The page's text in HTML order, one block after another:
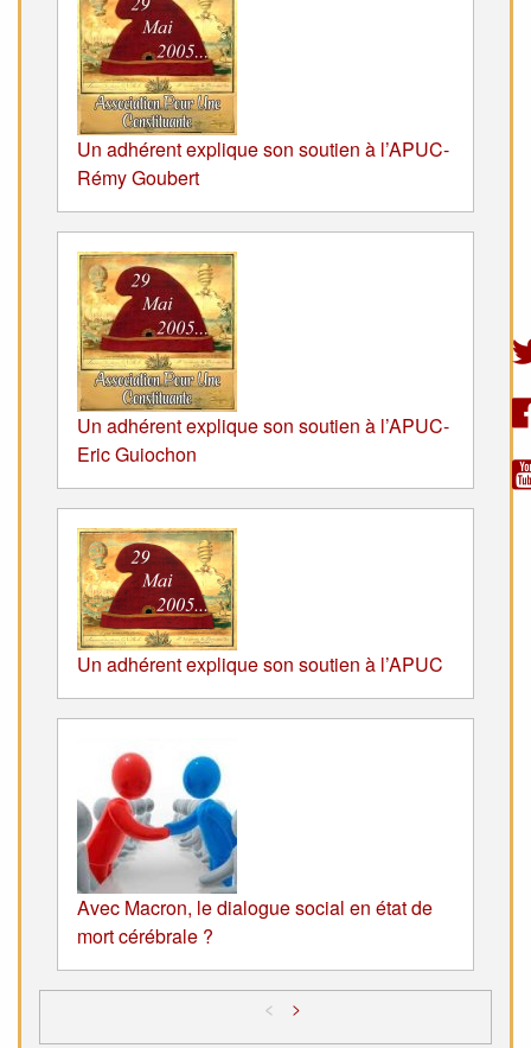
Un adhérent explique son soutien à l’APUC-
Rémy Goubert
Un adhérent explique son soutien à l’APUC-
Eric Guiochon
Un adhérent explique son soutien à l’APUC
Avec Macron, le dialogue social en état de
mort cérébrale ?
< >